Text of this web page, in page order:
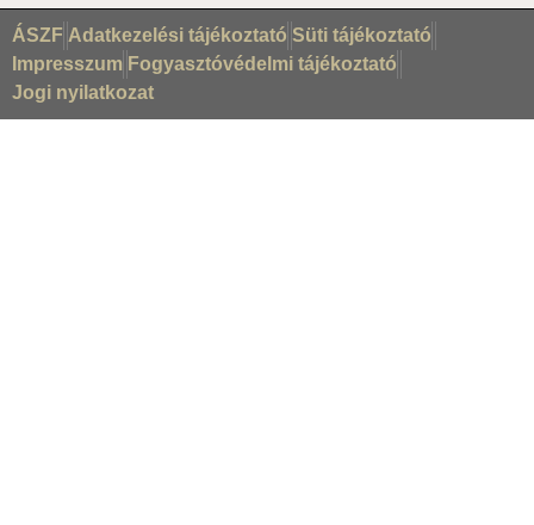
ÁSZF Adatkezelési tájékoztató Süti tájékoztató
Impresszum Fogyasztóvédelmi tájékoztató
Jogi nyilatkozat